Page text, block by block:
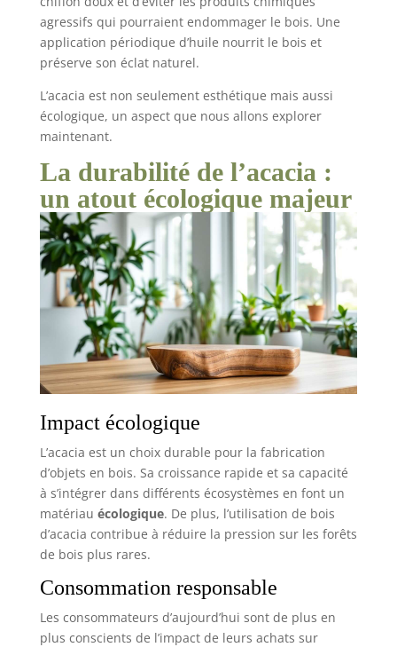
agressifs qui pourraient endommager le bois. Une
application périodique d’huile nourrit le bois et
préserve son éclat naturel.
L’acacia est non seulement esthétique mais aussi
écologique, un aspect que nous allons explorer
maintenant.
La durabilité de l’acacia :
un atout écologique majeur
Impact écologique
L’acacia est un choix durable pour la fabrication
d’objets en bois. Sa croissance rapide et sa capacité
à s’intégrer dans différents écosystèmes en font un
matériau écologique. De plus, l’utilisation de bois
d’acacia contribue à réduire la pression sur les forêts
de bois plus rares.
Consommation responsable
Les consommateurs d’aujourd’hui sont de plus en
plus conscients de l’impact de leurs achats sur